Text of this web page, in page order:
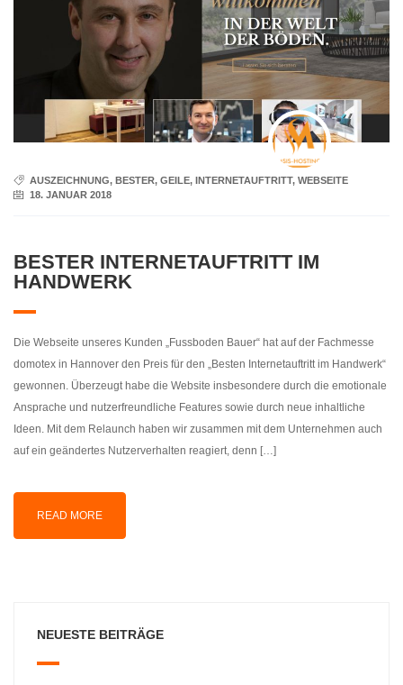
AUSZEICHNUNG, BESTER, GEILE, INTERNETAUFTRITT, WEBSEITE
18. JANUAR 2018
BESTER INTERNETAUFTRITT IM
HANDWERK
Die Webseite unseres Kunden „Fussboden Bauer“ hat auf der Fachmesse
domotex in Hannover den Preis für den „Besten Internetauftritt im Handwerk“
gewonnen. Überzeugt habe die Website insbesondere durch die emotionale
Ansprache und nutzerfreundliche Features sowie durch neue inhaltliche
Ideen. Mit dem Relaunch haben wir zusammen mit dem Unternehmen auch
auf ein geändertes Nutzerverhalten reagiert, denn […]
READ MORE
NEUESTE BEITRÄGE